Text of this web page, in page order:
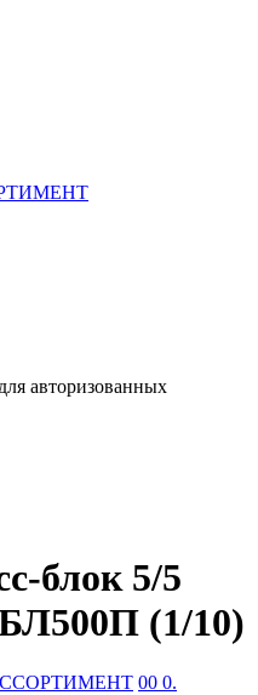
авторизованных
блок 5/5
(1/10)
00 0.